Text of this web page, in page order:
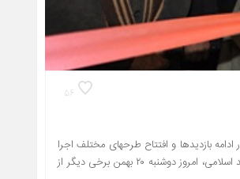
۵۶
بازدیدها و افتتاح طرحهای مختلف اجرا
شده در سطح شهرستان شیروان همزمان با سی و ششمین سالگرد دهه مبارک فجر و پیروزی انقلاب شکوهمند اسلامی، امروز دوشنبه ۲۰ بهمن برخی دیگر از